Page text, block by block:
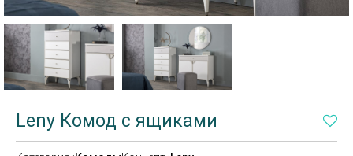
Leny Комод с ящиками